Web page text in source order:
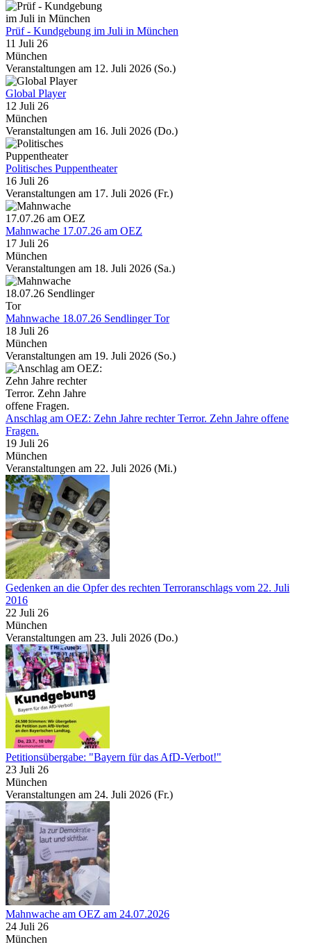
Prüf - Kundgebung im Juli in München
11 Juli 26
München
Veranstaltungen am 12. Juli 2026 (So.)
Global Player
12 Juli 26
München
Veranstaltungen am 16. Juli 2026 (Do.)
Politisches Puppentheater
16 Juli 26
Veranstaltungen am 17. Juli 2026 (Fr.)
Mahnwache 17.07.26 am OEZ
17 Juli 26
München
Veranstaltungen am 18. Juli 2026 (Sa.)
Mahnwache 18.07.26 Sendlinger Tor
18 Juli 26
München
Veranstaltungen am 19. Juli 2026 (So.)
Anschlag am OEZ: Zehn Jahre rechter Terror. Zehn Jahre offene
Fragen.
19 Juli 26
München
Veranstaltungen am 22. Juli 2026 (Mi.)
Gedenken an die Opfer des rechten Terroranschlags vom 22. Juli
2016
22 Juli 26
München
Veranstaltungen am 23. Juli 2026 (Do.)
Petitionsübergabe: "Bayern für das AfD-Verbot!"
23 Juli 26
München
Veranstaltungen am 24. Juli 2026 (Fr.)
Mahnwache am OEZ am 24.07.2026
24 Juli 26
München